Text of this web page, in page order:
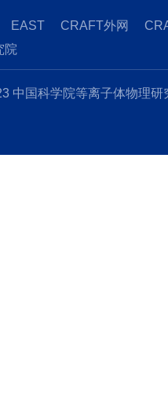
EAST CRAFT外网
院
中国科学院等离子体物理